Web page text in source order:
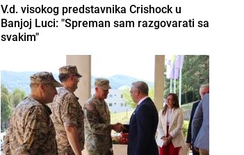
V.d. visokog predstavnika Crishock u
Banjoj Luci: "Spreman sam razgovarati sa
svakim"